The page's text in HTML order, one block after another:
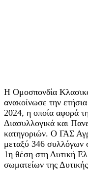
Η Ομοσπονδία
ανακοίνωσε την
2024, η οποία αφορά
Διασυλλογικά και
κατηγοριών. Ο ΓΑΣ
μεταξύ 346 συλλόγων
1η θέση στη Δυτική
σωματείων της